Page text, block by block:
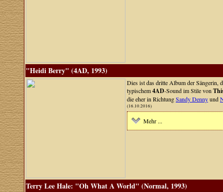
"Heidi Berry" (4AD, 1993)
Dies ist das dritte Album der Sängerin,
typischem4AD-Sound im Stile von
die eher in RichtungSandy Dennyund
(16.10.2016)
Mehr ...
Terry Lee Hale: "Oh What A World" (Normal, 1993)